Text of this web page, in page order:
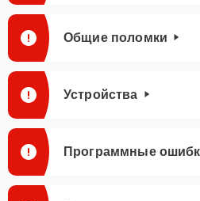
Общие поломки
Устройства
Программные